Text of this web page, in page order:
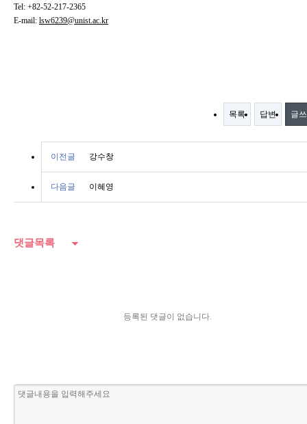
Tel: +82-52-217-2365
E-mail: lsw6239@unist.ac.kr
목록 답변 글
이전글 강수창
다음글 이혜영
댓글목록
등록된 댓글이 없습니다.